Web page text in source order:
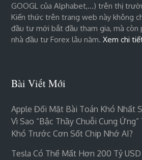
GOOGL của Alphabet,…) trên thị
Kiến thức trên trang web này không
đầu tư mới bắt đầu tham gia, mà còn
nhà đầu tư Forex lâu năm.Xem chi
Bài Viết Mới
Apple Đối Mặt Bài Toán Khó Nhất
Vì Sao “bậc Thầy Chuỗi Cung
Khó Trước Cơn Sốt Chip Nhớ AI?
Tesla Có Thể Mất Hơn 200 Tỷ